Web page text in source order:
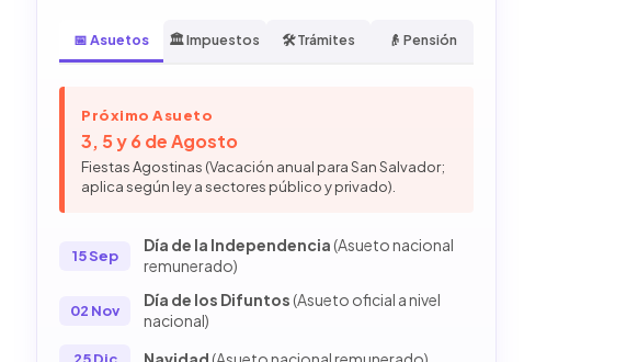
📅 Asuetos 🏛️ Impuestos 🛠️ Trámites 👴 Pensión
Próximo Asueto
3, 5 y 6 de Agosto
Fiestas Agostinas (Vacación anual para San Salvador;
aplica según ley a sectores público y privado).
15 Sep
Día de la Independencia(Asueto nacional
remunerado)
02 Nov
Día de los Difuntos(Asueto oficial a nivel
nacional)